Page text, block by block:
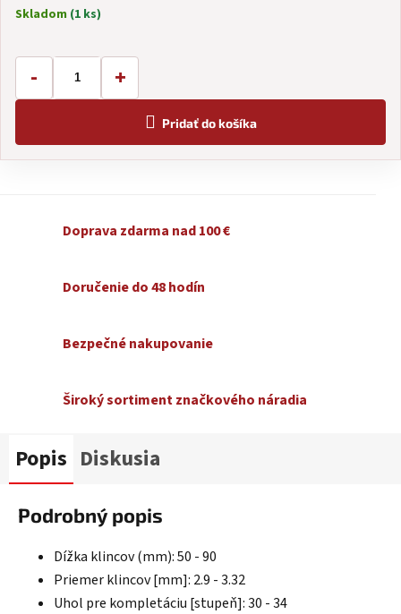
Jednotková
Skladom (1 ks)
- +
Pridať do košíka
Doprava zdarma nad 100 €
Doručenie do 48 hodín
Bezpečné nakupovanie
Široký sortiment značkového náradia
Popis Diskusia
Podrobný popis
Dížka klincov (mm): 50 - 90
Priemer klincov [mm]: 2.9 - 3.32
Uhol pre kompletáciu [stupeň]: 30 - 34